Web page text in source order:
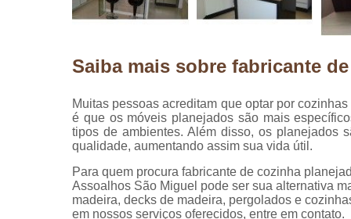
Raspagem
de pisos de
madeira
Restauração
de pisos de
Saiba mais sobre fabricante
Muitas pessoas acreditam que optar por
é que os móveis planejados são mais
tipos de ambientes. Além disso, os planejados
qualidade, aumentando assim sua vida útil.
Para quem procura fabricante de cozinha
Assoalhos São Miguel pode ser sua alternativa
madeira, decks de madeira, pergolados e
em nossos serviços oferecidos, entre em contato.